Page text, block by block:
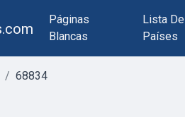
Páginas
Blancas
Lista De
Países
68834